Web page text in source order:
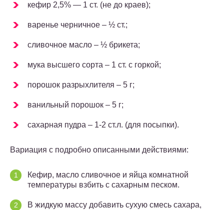
кефир 2,5% — 1 ст. (не до краев);
варенье черничное – ½ ст.;
сливочное масло – ½ брикета;
мука высшего сорта – 1 ст. с горкой;
порошок разрыхлителя – 5 г;
ванильный порошок – 5 г;
сахарная пудра – 1-2 ст.л. (для посыпки).
Вариация с подробно описанными действиями:
Кефир, масло сливочное и яйца комнатной
температуры взбить с сахарным песком.
В жидкую массу добавить сухую смесь сахара,